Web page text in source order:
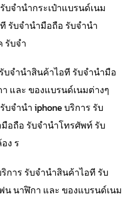
จำนำกระเป๋าแบรนด์เนม
รับจำนำมือถือ รับจำนำ
รับจำ
บจำนำสินค้าไอที รับจำนำมือ
และ ของแบรนด์เนมต่างๆ
จำนำ iphone บริการ รับ
อถือ รับจำนำโทรศัพท์ รับ
ง ร
การ รับจำนำสินค้าไอที รับ
นาฬิกา และ ของแบรนด์เนม